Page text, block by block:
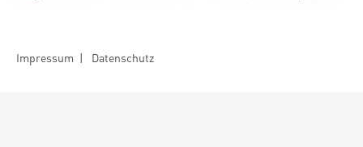
Impressum | Datenschutz